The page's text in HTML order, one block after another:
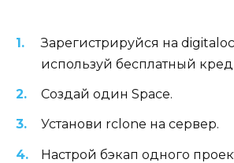
Зарегистрируйся на
используй бесплатный
Создай один Space.
Установи rclone на сервер.
Настрой бэкап одного